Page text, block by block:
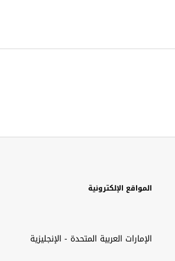
المواقع الإلكترونية
الإمارات العربية المتحدة - الإنجليزية